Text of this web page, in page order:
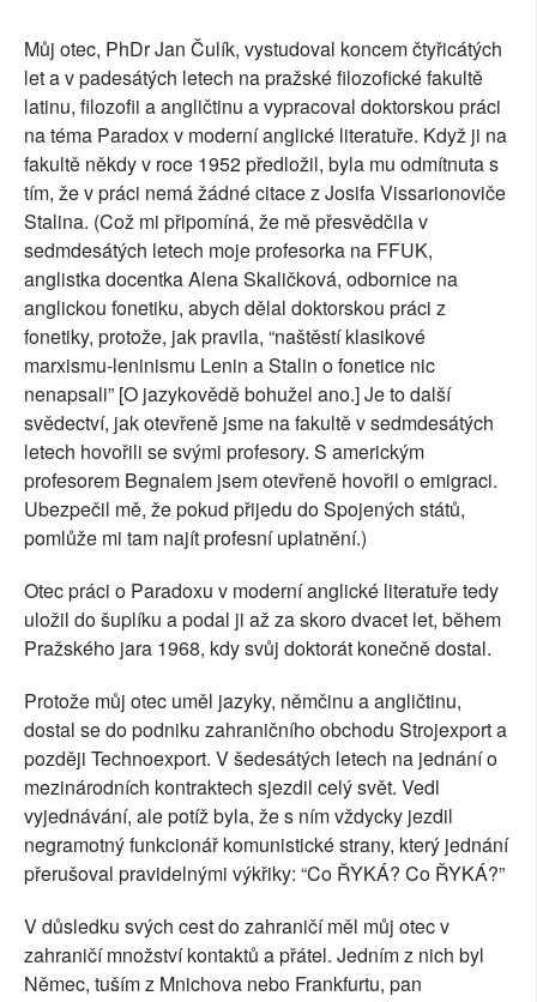
Můj otec, PhDr Jan Čulík, vystudoval koncem čtyřicátých
let a v padesátých letech na pražské filozofické fakultě
latinu, filozofii a angličtinu a vypracoval doktorskou práci
na téma Paradox v moderní anglické literatuře. Když ji na
fakultě někdy v roce 1952 předložil, byla mu odmítnuta s
tím, že v práci nemá žádné citace z Josifa Vissarionoviče
Stalina. (Což mi připomíná, že mě přesvědčila v
sedmdesátých letech moje profesorka na FFUK,
anglistka docentka Alena Skaličková, odbornice na
anglickou fonetiku, abych dělal doktorskou práci z
fonetiky, protože, jak pravila, “naštěstí klasikové
marxismu-leninismu Lenin a Stalin o fonetice nic
nenapsali” [O jazykovědě bohužel ano.] Je to další
svědectví, jak otevřeně jsme na fakultě v sedmdesátých
letech hovořili se svými profesory. S americkým
profesorem Begnalem jsem otevřeně hovořil o emigraci.
Ubezpečil mě, že pokud přijedu do Spojených států,
pomlůže mi tam najít profesní uplatnění.)
Otec práci o Paradoxu v moderní anglické literatuře tedy
uložil do šuplíku a podal ji až za skoro dvacet let, během
Pražského jara 1968, kdy svůj doktorát konečně dostal.
Protože můj otec uměl jazyky, němčinu a angličtinu,
dostal se do podniku zahraničního obchodu Strojexport a
později Technoexport. V šedesátých letech na jednání o
mezinárodních kontraktech sjezdil celý svět. Vedl
vyjednávání, ale potíž byla, že s ním vždycky jezdil
negramotný funkcionář komunistické strany, který jednání
přerušoval pravidelnými výkřiky: “Co ŘYKÁ? Co ŘYKÁ?”
V důsledku svých cest do zahraničí měl můj otec v
zahraničí množství kontaktů a přátel. Jedním z nich byl
Němec, tuším z Mnichova nebo Frankfurtu, pan